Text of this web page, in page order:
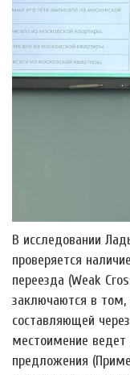
В исследовании
проверяется
переезда (Weak
заключаются в том,
составляющей
местоимение
предложения